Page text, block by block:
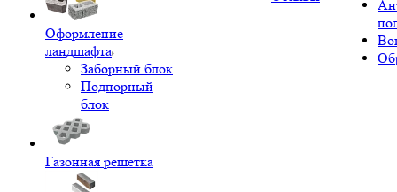
Оформление
ландшафта
Заборный блок
Подпорный
блок
Газонная решетка